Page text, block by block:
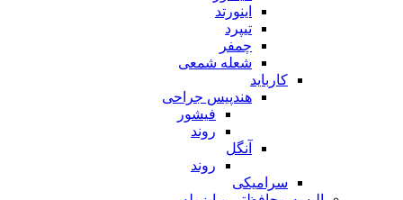
اینورتد
تیپرد
چمفر
شعله شمعی
کارباید
هندپیس جراحی
فیشور
روند
آنگل
روند
سرامیکی